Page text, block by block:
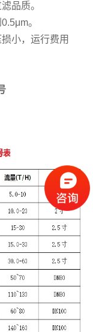
品质。
。
小，运行费用